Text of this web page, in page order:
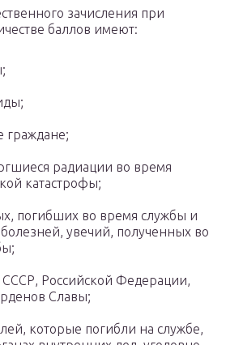
зачисления при
баллов имеют:
граждане;
радиации во время
катастрофы;
погибших во время службы и
увечий, полученных во
СССР, Российской Федерации,
Славы;
которые погибли на службе,